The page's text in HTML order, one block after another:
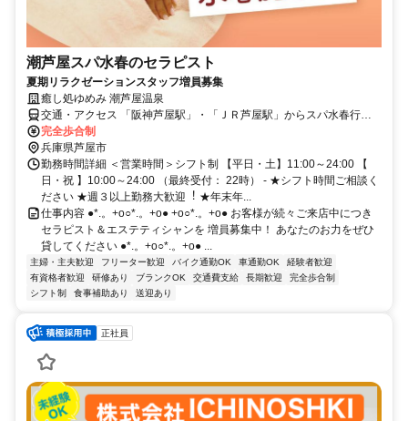
潮芦屋スパ水春のセラピスト
夏期リラクゼーションスタッフ増員募集
癒し処ゆめみ 潮芦屋温泉
交通・アクセス 「阪神芦屋駅」・「ＪＲ芦屋駅」からスパ水春行き
の無料送迎バスあり ★車・バイク通勤OK
完全歩合制
兵庫県芦屋市
勤務時間詳細 ＜営業時間＞シフト制 【平日・土】11:00～24:00 【
日・祝 】10:00～24:00 （最終受付： 22時） - ★シフト時間ご相談く
ださい ★週３以上勤務⼤歓迎︕ ★年末年...
仕事内容 ●*.。+o○*.。+o● +o○*.。+o● お客様が続々ご来店中につき
セラピスト＆エステティシャンを 増員募集中！ あなたのお力をぜひ
貸してください ●*.。+o○*.。+o● ...
主婦・主夫歓迎 フリーター歓迎 バイク通勤OK 車通勤OK
経験者歓迎
有資格者歓迎
研修あり ブランクOK 交通費支給 長期歓迎
完全歩合制
シフト制
食事補助あり 送迎あり
正社員